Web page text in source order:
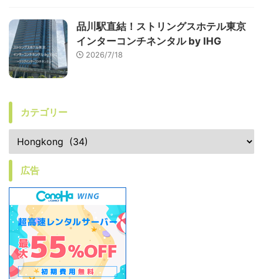
品川駅直結！ストリングスホテル東京
インターコンチネンタル by IHG
2026/7/18
カテゴリー
広告